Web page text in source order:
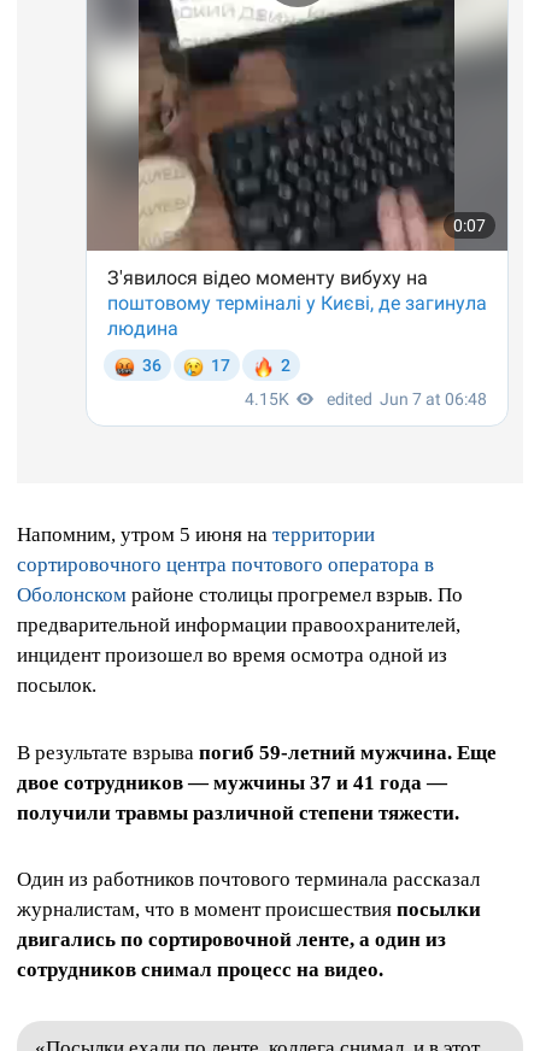
Напомним, утром 5 июня на территории
сортировочного центра почтового оператора в
Оболонском районе столицы прогремел взрыв. По
предварительной информации правоохранителей,
инцидент произошел во время осмотра одной из
посылок.
В результате взрыва погиб 59-летний мужчина. Еще
двое сотрудников — мужчины 37 и 41 года —
получили травмы различной степени тяжести.
Один из работников почтового терминала рассказал
журналистам, что в момент происшествия посылки
двигались по сортировочной ленте, а один из
сотрудников снимал процесс на видео.